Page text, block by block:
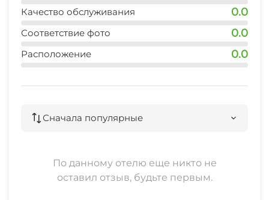
Качество обслуживания 0.0
Соответствие фото 0.0
Расположение 0.0
Сначала популярные
По данному отелю еще никто не
оставил отзыв, будьте первым.